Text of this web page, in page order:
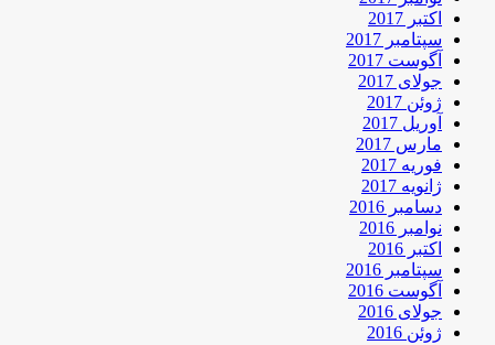
اکتبر 2017
سپتامبر 2017
آگوست 2017
جولای 2017
ژوئن 2017
آوریل 2017
مارس 2017
فوریه 2017
ژانویه 2017
دسامبر 2016
نوامبر 2016
اکتبر 2016
سپتامبر 2016
آگوست 2016
جولای 2016
ژوئن 2016